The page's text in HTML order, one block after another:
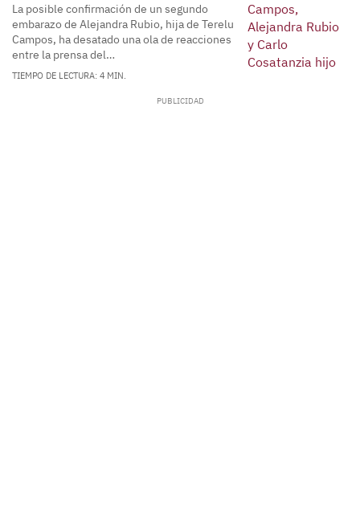
La posible confirmación de un segundo
embarazo de Alejandra Rubio, hija de Terelu
Campos, ha desatado una ola de reacciones
entre la prensa del…
TIEMPO DE LECTURA: 4 MIN.